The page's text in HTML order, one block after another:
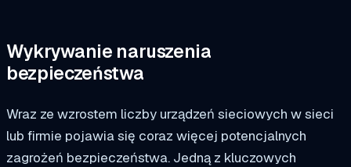
Wykrywanie naruszenia
bezpieczeństwa
Wraz ze wzrostem liczby urządzeń sieciowych w sieci
lub firmie pojawia się coraz więcej potencjalnych
zagrożeń bezpieczeństwa. Jedną z kluczowych